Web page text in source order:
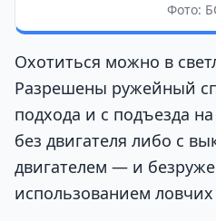
Фото:
Охотиться можно в
Разрешены ружейный
подхода и с подъезда
без двигателя либо с
двигателем — и
использованием